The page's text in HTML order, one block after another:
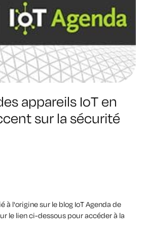
appareils IoT en
sur la sécurité
à l'origine sur le blog IoT Agenda de
le lien ci-dessous pour accéder à la